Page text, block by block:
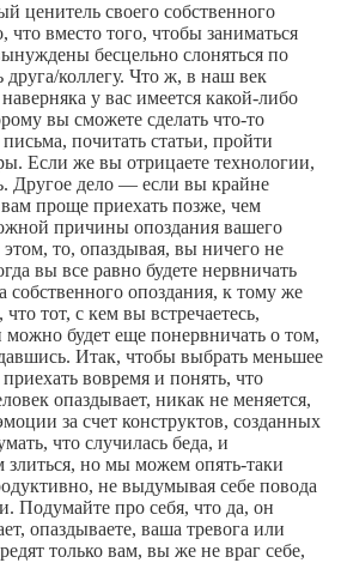
ценитель своего собственного
вместо того, чтобы заниматься
бесцельно слоняться по
коллегу. Что ж, в наш век
у вас имеется какой-либо
вы сможете сделать что-то
почитать статьи, пройти
Если же вы отрицаете технологии,
Другое дело — если вы крайне
проще приехать позже, чем
причины опоздания вашего
то, опаздывая, вы ничего не
вы все равно будете нервничать
собственного опоздания, к тому же
тот, с кем вы встречаетесь,
можно будет еще понервничать о том,
Итак, чтобы выбрать меньшее
вовремя и понять, что
опаздывает, никак не меняется,
за счет конструктов, созданных
что случилась беда, и
но мы можем опять-таки
не выдумывая себе повода
Подумайте про себя, что да, он
опаздываете, ваша тревога или
только вам, вы же не враг себе,